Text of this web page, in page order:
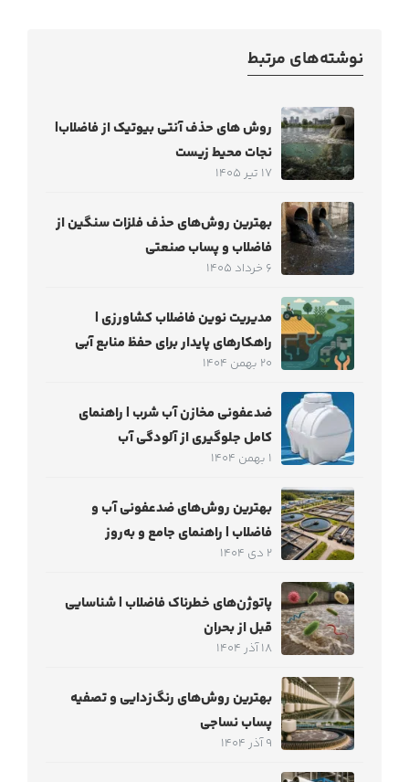
نوشته‌های مرتبط
روش های حذف آنتی بیوتیک از فاضلاب|
نجات محیط زیست
17 تیر 1405
بهترین روش‌های حذف فلزات سنگین از
فاضلاب و پساب صنعتی
6 خرداد 1405
مدیریت نوین فاضلاب کشاورزی |
راهکارهای پایدار برای حفظ منابع آبی
20 بهمن 1404
ضدعفونی مخازن آب شرب | راهنمای
کامل جلوگیری از آلودگی آب
1 بهمن 1404
بهترین روش‌های ضدعفونی آب و
فاضلاب | راهنمای جامع و به‌روز
2 دی 1404
پاتوژن‌های خطرناک فاضلاب | شناسایی
قبل از بحران
18 آذر 1404
بهترین روش‌های رنگ‌زدایی و تصفیه
پساب نساجی
9 آذر 1404